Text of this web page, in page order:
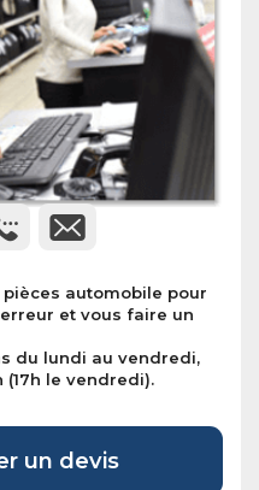
pièces automobile pour
et vous faire un
du lundi au vendredi,
(17h le vendredi).
un devis